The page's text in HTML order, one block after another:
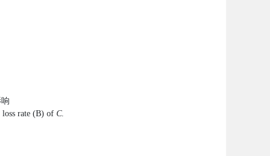
rate (B) of C.